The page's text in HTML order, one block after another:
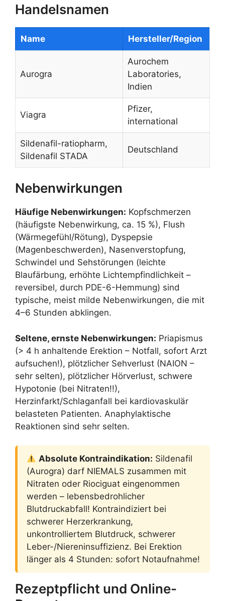
Handelsnamen
Name Hersteller/Region
Aurogra
Aurochem
Laboratories,
Indien
Viagra
Pfizer,
international
Sildenafil-ratiopharm,
Sildenafil STADA
Deutschland
Nebenwirkungen
Häufige Nebenwirkungen: Kopfschmerzen
(häufigste Nebenwirkung, ca. 15 %), Flush
(Wärmegefühl/Rötung), Dyspepsie
(Magenbeschwerden), Nasenverstopfung,
Schwindel und Sehstörungen (leichte
Blaufärbung, erhöhte Lichtempfindlichkeit –
reversibel, durch PDE-6-Hemmung) sind
typische, meist milde Nebenwirkungen, die mit
4–6 Stunden abklingen.
Seltene, ernste Nebenwirkungen: Priapismus
(> 4 h anhaltende Erektion – Notfall, sofort Arzt
aufsuchen!), plötzlicher Sehverlust (NAION –
sehr selten), plötzlicher Hörverlust, schwere
Hypotonie (bei Nitraten!!),
Herzinfarkt/Schlaganfall bei kardiovaskulär
belasteten Patienten. Anaphylaktische
Reaktionen sind sehr selten.
Absolute Kontraindikation: Sildenafil
(Aurogra) darf NIEMALS zusammen mit
Nitraten oder Riociguat eingenommen
werden – lebensbedrohlicher
Blutdruckabfall! Kontraindiziert bei
schwerer Herzerkrankung,
unkontrolliertem Blutdruck, schwerer
Leber-/Niereninsuffizienz. Bei Erektion
länger als 4 Stunden: sofort Notaufnahme!
Rezeptpflicht und Online-